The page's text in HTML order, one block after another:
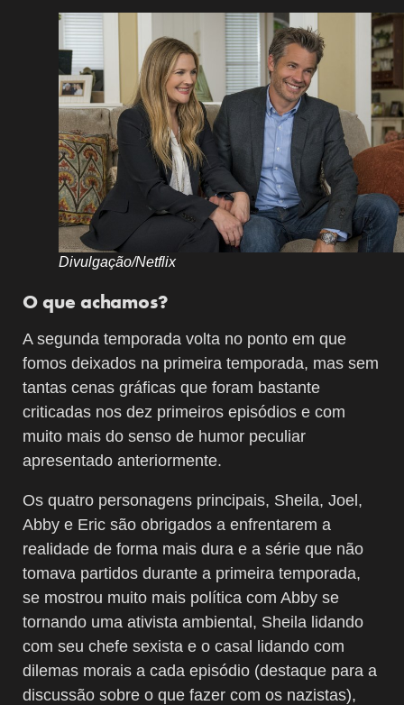
Divulgação/Netflix
O que achamos?
A segunda temporada volta no ponto em que
fomos deixados na primeira temporada, mas sem
tantas cenas gráficas que foram bastante
criticadas nos dez primeiros episódios e com
muito mais do senso de humor peculiar
apresentado anteriormente.
Os quatro personagens principais, Sheila, Joel,
Abby e Eric são obrigados a enfrentarem a
realidade de forma mais dura e a série que não
tomava partidos durante a primeira temporada,
se mostrou muito mais política com Abby se
tornando uma ativista ambiental, Sheila lidando
com seu chefe sexista e o casal lidando com
dilemas morais a cada episódio (destaque para a
discussão sobre o que fazer com os nazistas),